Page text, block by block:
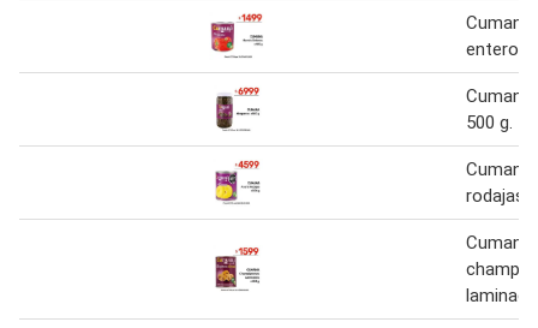
enteros
Cumana
500 g.
Cumaná
rodajas
Cumaná